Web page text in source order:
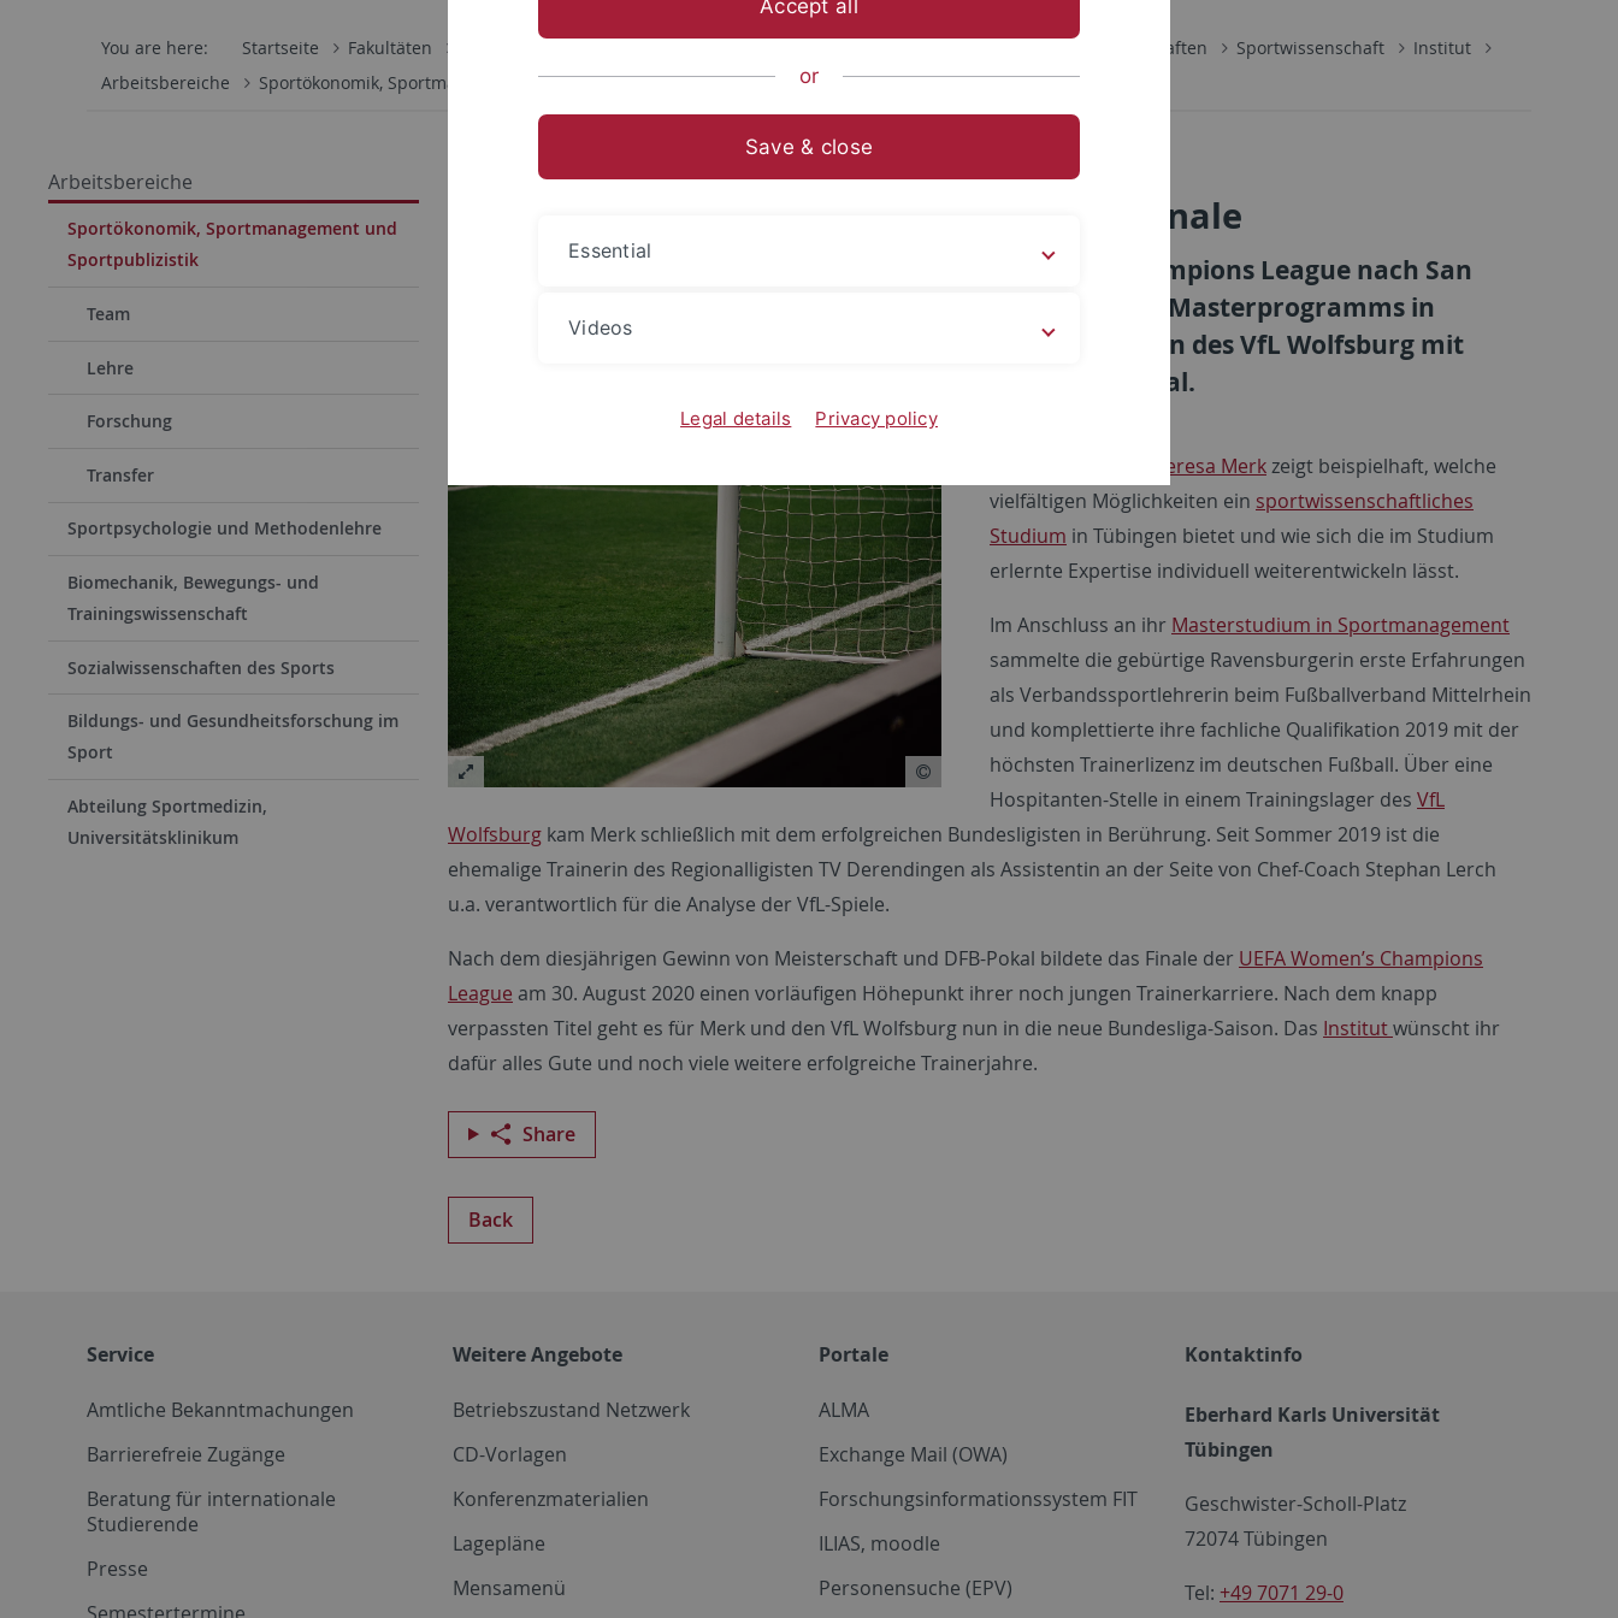
You are here: Startseite Fakultäten Fachbereich Sozialwissenschaften Sportwissenschaft
Institut
Arbeitsbereiche
Sportökonomik, Sportmanagement und Sportpublizistik
Arbeitsbereiche
Sportökonomik, Sportmanagement und
Sportpublizistik
Team
Lehre
Forschung
Transfer
Sportpsychologie und Methodenlehre
Biomechanik, Bewegungs- und
Trainingswissenschaft
Sozialwissenschaften des Sports
Bildungs- und Gesundheitsforschung im
Sport
Abteilung Sportmedizin,
Universitätsklinikum
17.09.2020
Tübinger Alumni im Champions League Finale
9.9.20: Von Tübingen bis ins Finale der UEFA Women’s Champions League nach San
Sebastián (Spanien) – Theresa Merk (Alumni des Tübinger Masterprogramms in
Sportmanagement) gewann in diesem Jahr als Co-Trainerin des VfL Wolfsburg mit
ihrem Team die Deutsche Meisterschaft und den DFB-Pokal.
Theresa Merkzeigt beispielhaft, welche
vielfältigen Möglichkeiten ein sportwissenschaftliches
Studium in Tübingen bietet und wie sich die im Studium
erlernte Expertise individuell weiterentwickeln lässt.
Im Anschluss an ihr Masterstudium in Sportmanagement
sammelte die gebürtige Ravensburgerin erste Erfahrungen
als Verbandssportlehrerin beim Fußballverband Mittelrhein
und komplettierte ihre fachliche Qualifikation 2019 mit der
höchsten Trainerlizenz im deutschen Fußball. Über eine
Hospitanten-Stelle in einem Trainingslager des VfL
Wolfsburg kam Merk schließlich mit dem erfolgreichen Bundesligisten in Berührung. Seit Sommer 2019 ist die
ehemalige Trainerin des Regionalligisten TV Derendingen als Assistentin an der Seite von Chef-Coach Stephan Lerch
u.a. verantwortlich für die Analyse der VfL-Spiele.
Nach dem diesjährigen Gewinn von Meisterschaft und DFB-Pokal bildete das Finale der UEFA Women’s Champions
League am 30. August 2020 einen vorläufigen Höhepunkt ihrer noch jungen Trainerkarriere. Nach dem knapp
verpassten Titel geht es für Merk und den VfL Wolfsburg nun in die neue Bundesliga-Saison. Das Institutwünscht ihr
dafür alles Gute und noch viele weitere erfolgreiche Trainerjahre.
Share
Back
Service
Amtliche Bekanntmachungen
Barrierefreie Zugänge
Beratung für internationale
Studierende
Presse
Semestertermine
Weitere Angebote
Betriebszustand Netzwerk
CD-Vorlagen
Konferenzmaterialien
Lagepläne
Mensamenü
Portale
ALMA
Exchange Mail (OWA)
Forschungsinformationssystem FIT
ILIAS, moodle
Personensuche (EPV)
Kontaktinfo
Eberhard Karls Universität
Tübingen
Geschwister-Scholl-Platz
72074 Tübingen
Tel: +49 7071 29-0
Accept all
or
Save & close
Essential
Videos
Legal details Privacy policy